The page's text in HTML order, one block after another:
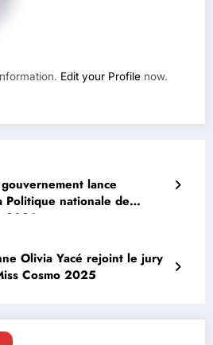
Edit your Profile now.
lance
Politique nationale de
Olivia Yacé rejoint le jury
Cosmo 2025